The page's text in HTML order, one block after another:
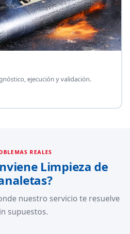
ejecución y validación.
REALES
Limpieza de
nuestro servicio te resuelve
supuestos.